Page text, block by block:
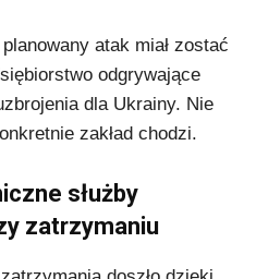
atak miał zostać
odgrywające
dla Ukrainy. Nie
zakład chodzi.
służby
zatrzymaniu